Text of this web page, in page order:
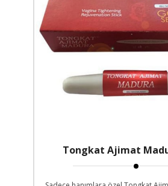
Tongkat Ajimat